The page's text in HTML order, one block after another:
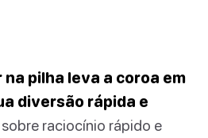
pilha leva a coroa em
diversão rápida e
raciocínio rápido e